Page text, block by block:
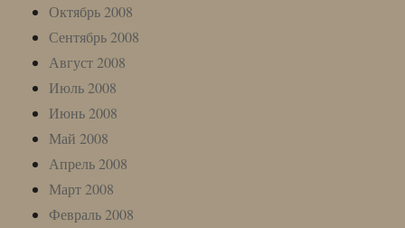
Октябрь 2008
Сентябрь 2008
Август 2008
Июль 2008
Июнь 2008
Май 2008
Апрель 2008
Март 2008
Февраль 2008